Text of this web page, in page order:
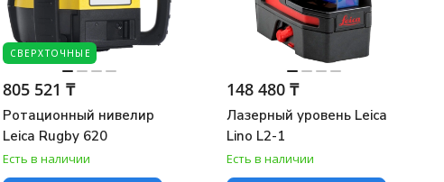
СВЕРХТОЧНЫЕ
805 521 ₸
Ротационный нивелир
Leica Rugby 620
Есть в наличии
148 480 ₸
Лазерный уровень Leica
Lino L2-1
Есть в наличии